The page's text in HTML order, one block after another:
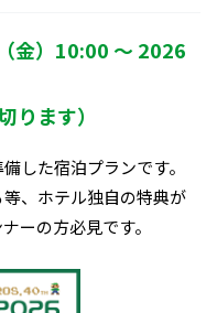
金）10:00 ～ 2026
ります）
した宿泊プランです。
、ホテル独自の特典が
ーの方必見です。